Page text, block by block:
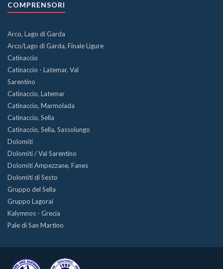
COMPRENSORI
Arco, Lago di Garda
Arco/Lago di Garda, Finale Ligure
Catinaccio
Catinaccio - Latemar, Val
Sarentino
Catinaccio, Latemar
Catinaccio, Marmolada
Catinaccio, Sella
Catinaccio, Sella, Sassolungo
Dolomiti
Dolomiti / Val Sarentino
Dolomiti Ampezzane, Fanes
Dolomiti di Sesto
Gruppo del Sella
Gruppo Lagorai
Kalymnos - Grecia
Pale di San Martino